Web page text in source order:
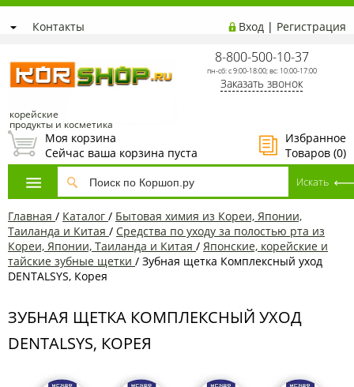
Контакты Вход | Регистрация
корейские
продукты и косметика
8-800-500-10-37
пн-сб: с 9:00-18:00; вс: 10:00-17:00
Заказать звонок
Избранное
Товаров (0)
Моя корзина
Сейчас ваша корзина пуста
Главная / Каталог / Бытовая химия из Кореи, Японии,
Таиланда и Китая / Средства по уходу за полостью рта из
Кореи, Японии, Таиланда и Китая / Японские, корейские и
тайские зубные щетки / Зубная щетка Комплексный уход
DENTALSYS, Корея
ЗУБНАЯ ЩЕТКА КОМПЛЕКСНЫЙ УХОД
DENTALSYS, КОРЕЯ